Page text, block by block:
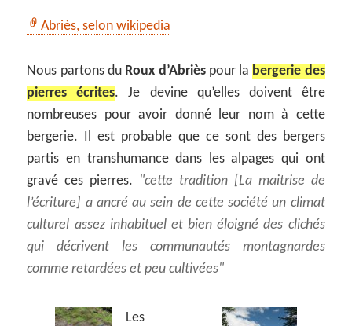
Abriès, selon wikipedia
Nous partons du Roux d’Abrièspour la bergerie des
pierres écrites. Je devine qu’elles doivent être
nombreuses pour avoir donné leur nom à cette
bergerie. Il est probable que ce sont des bergers
partis en transhumance dans les alpages qui ont
gravé ces pierres.
cette tradition [La maitrise de
l’écriture] a ancré au sein de cette société un climat
culturel assez inhabituel et bien éloigné des clichés
qui décrivent les communautés montagnardes
comme retardées et peu cultivées
Les